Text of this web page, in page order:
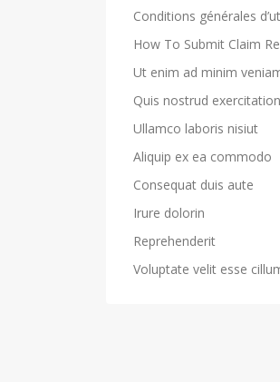
Conditions générales
How To Submit Claim
Ut enim ad minim
Quis nostrud exercitation
Ullamco laboris nisiut
Aliquip ex ea commodo
Consequat duis aute
Irure dolorin
Reprehenderit
Voluptate velit esse